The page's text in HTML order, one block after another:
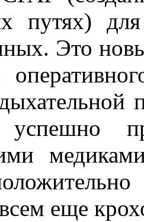
путях)
Это
еще